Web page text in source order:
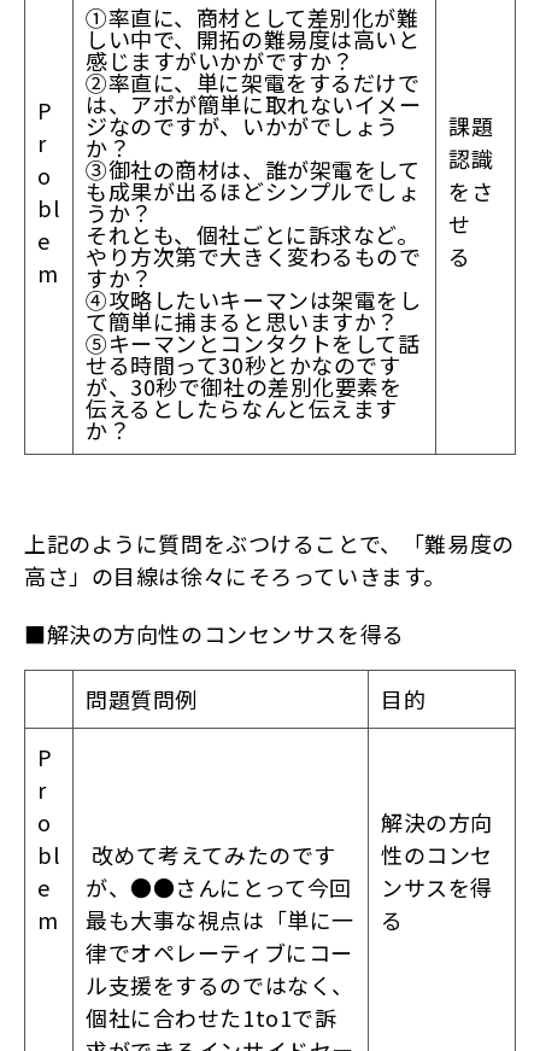
P
r
o
bl
e
m
①率直に、商材として差別化が難
しい中で、開拓の難易度は高いと
感じますがいかがですか？
②率直に、単に架電をするだけで
は、アポが簡単に取れないイメー
ジなのですが、いかがでしょう
か？
③御社の商材は、誰が架電をして
も成果が出るほどシンプルでしょ
うか？
それとも、個社ごとに訴求など。
やり方次第で大きく変わるもので
すか？
④攻略したいキーマンは架電をし
て簡単に捕まると思いますか？
⑤キーマンとコンタクトをして話
せる時間って30秒とかなのです
が、30秒で御社の差別化要素を
伝えるとしたらなんと伝えます
か？
課題
認識
をさ
せ
る
上記のように質問をぶつけることで、「難易度の
高さ」の目線は徐々にそろっていきます。
■解決の方向性のコンセンサスを得る
問題質問例
目的
P
r
o
bl
e
m
改めて考えてみたのです
が、●●さんにとって今回
最も大事な視点は「単に一
律でオペレーティブにコー
ル支援をするのではなく、
個社に合わせた1to1で訴
解決の方向
性のコンセ
ンサスを得
る